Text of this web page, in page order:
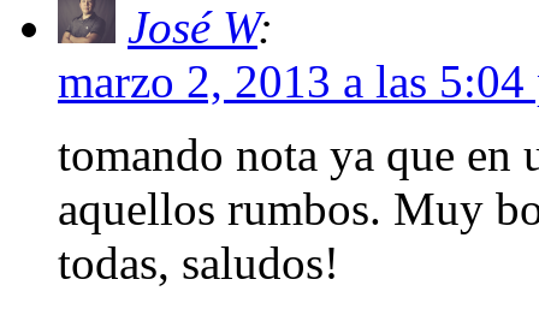
José W:
marzo 2, 2013 a las 5:04
tomando nota ya que en
aquellos rumbos. Muy
todas, saludos!